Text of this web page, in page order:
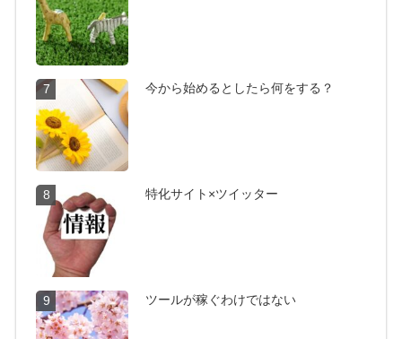
7 今から始めるとしたら何をする？
8 特化サイト×ツイッター
9 ツールが稼ぐわけではない